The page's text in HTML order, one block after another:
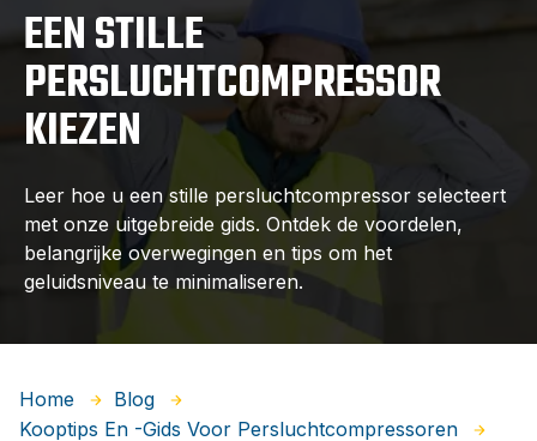
EEN STILLE
PERSLUCHTCOMPRESSOR
KIEZEN
Leer hoe u een stille persluchtcompressor selecteert
met onze uitgebreide gids. Ontdek de voordelen,
belangrijke overwegingen en tips om het
geluidsniveau te minimaliseren.
Home
Blog
Kooptips En -gids Voor Persluchtcompressoren